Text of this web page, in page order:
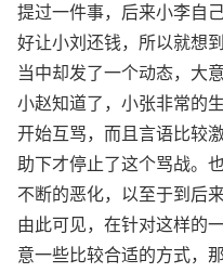
提过一件事，后来小李自
好让小刘还钱，所以就想
当中却发了一个动态，大
小赵知道了，小张非常的
开始互骂，而且言语比较
助下才停止了这个骂战。
不断的恶化，以至于到后
由此可见，在针对这样的
意一些比较合适的方式，